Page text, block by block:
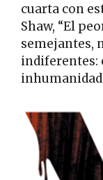
cuarta con
Shaw, “El
semejantes,
indiferentes: